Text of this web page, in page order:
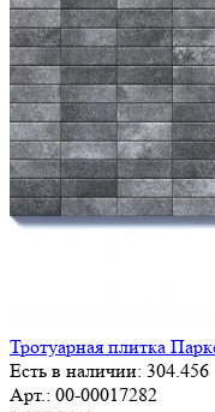
Тротуарная плитка
Есть в наличии: 304.456
Арт.: 00-00017282